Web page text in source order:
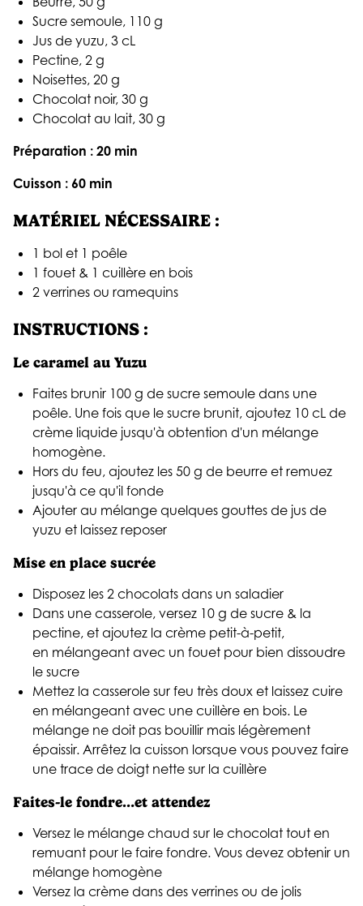
Sucre semoule, 110 g
Jus de yuzu, 3 cL
Pectine, 2 g
Noisettes, 20 g
Chocolat noir, 30 g
Chocolat au lait, 30 g
Préparation : 20 min
Cuisson : 60 min
MATÉRIEL NÉCESSAIRE :
1 bol et 1 poêle
1 fouet & 1 cuillère en bois
2 verrines ou ramequins
INSTRUCTIONS :
Le caramel au Yuzu
Faites brunir 100 g de sucre semoule dans une
poêle. Une fois que le sucre brunit, ajoutez 10 cL de
crème liquide jusqu'à obtention d'un mélange
homogène.
Hors du feu, ajoutez les 50 g de beurre et remuez
jusqu'à ce qu'il fonde
Ajouter au mélange quelques gouttes de jus de
yuzu et laissez reposer
Mise en place sucrée
Disposez les 2 chocolats dans un saladier
Dans une casserole, versez 10 g de sucre & la
pectine, et ajoutez la crème petit-à-petit,
en mélangeant avec un fouet pour bien dissoudre
le sucre
Mettez la casserole sur feu très doux et laissez cuire
en mélangeant avec une cuillère en bois. Le
mélange ne doit pas bouillir mais légèrement
épaissir. Arrêtez la cuisson lorsque vous pouvez faire
une trace de doigt nette sur la cuillère
Faites-le fondre…et attendez
Versez le mélange chaud sur le chocolat tout en
remuant pour le faire fondre. Vous devez obtenir un
mélange homogène
Versez la crème dans des verrines ou de jolis